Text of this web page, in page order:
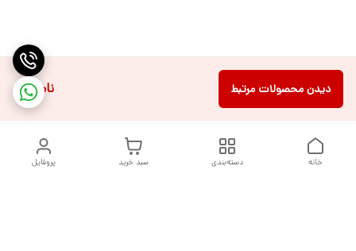
ناموجود دیدن محصولات مرتبط
پروفایل سبد خرید دسته‌بندی خانه